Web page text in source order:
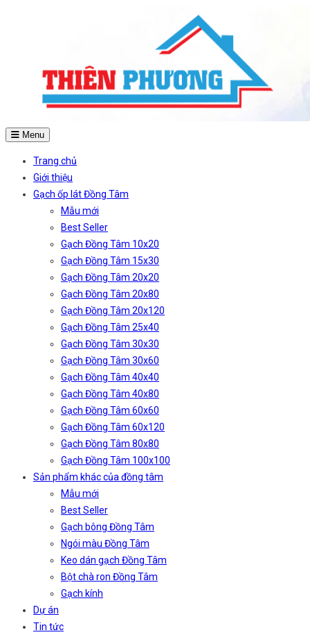
Menu
Trang chủ
Giới thiệu
Gạch ốp lát Đồng Tâm
Mẫu mới
Best Seller
Gạch Đồng Tâm 10x20
Gạch Đồng Tâm 15x30
Gạch Đồng Tâm 20x20
Gạch Đồng Tâm 20x80
Gạch Đồng Tâm 20x120
Gạch Đồng Tâm 25x40
Gạch Đồng Tâm 30x30
Gạch Đồng Tâm 30x60
Gạch Đồng Tâm 40x40
Gạch Đồng Tâm 40x80
Gạch Đồng Tâm 60x60
Gạch Đồng Tâm 60x120
Gạch Đồng Tâm 80x80
Gạch Đồng Tâm 100x100
Sản phẩm khác của đồng tâm
Mẫu mới
Best Seller
Gạch bông Đồng Tâm
Ngói màu Đồng Tâm
Keo dán gạch Đồng Tâm
Bột chà ron Đồng Tâm
Gạch kính
Dự án
Tin tức